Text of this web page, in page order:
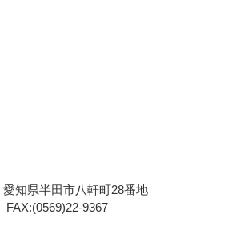
知県半田市八軒町28番地
9367